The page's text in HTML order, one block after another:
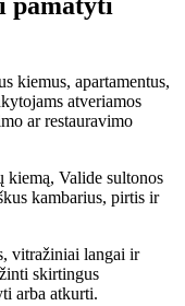
pamatyti
kiemus, apartamentus,
atveriamos
ar restauravimo
kiemą, Valide sultonos
kambarius, pirtis ir
vitražiniai langai ir
skirtingus
arba atkurti.